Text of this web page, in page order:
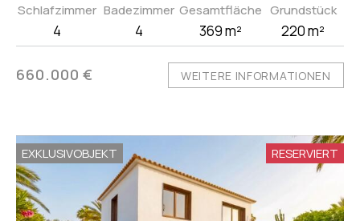
Schlafzimmer
4
Badezimmer
4
Gesamtfläche
369 m²
Grundstück
220 m²
660.000 € WEITERE INFORMATIONEN
EXKLUSIVOBJEKT RESERVIERT